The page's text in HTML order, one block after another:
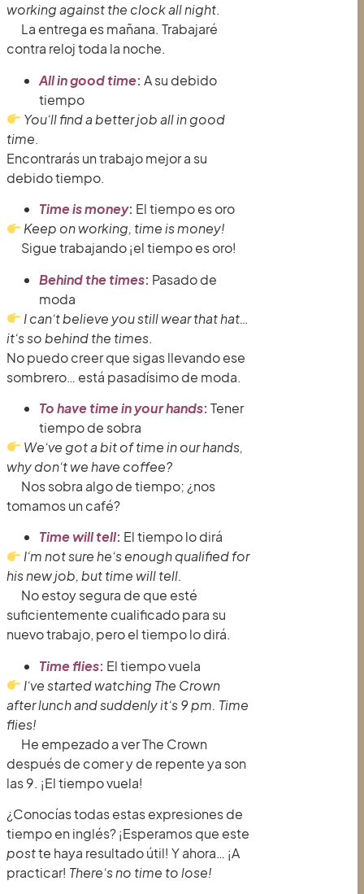
working against the clock all night.
La entrega es mañana. Trabajaré
contra reloj toda la noche.
All in good time: A su debido
tiempo
You’ll find a better job all in good
time.
Encontrarás un trabajo mejor a su
debido tiempo.
Time is money: El tiempo es oro
Keep on working, time is money!
Sigue trabajando ¡el tiempo es oro!
Behind the times: Pasado de
moda
I can’t believe you still wear that hat…
it’s so behind the times.
No puedo creer que sigas llevando ese
sombrero… está pasadísimo de moda.
To have time in your hands: Tener
tiempo de sobra
We’ve got a bit of time in our hands,
why don’t we have coffee?
Nos sobra algo de tiempo; ¿nos
tomamos un café?
Time will tell: El tiempo lo dirá
I’m not sure he’s enough qualified for
his new job, but time will tell.
No estoy segura de que esté
suficientemente cualificado para su
nuevo trabajo, pero el tiempo lo dirá.
Time flies: El tiempo vuela
I’ve started watching The Crown
after lunch and suddenly it’s 9 pm. Time
flies!
He empezado a ver The Crown
después de comer y de repente ya son
las 9. ¡El tiempo vuela!
¿Conocías todas estas expresiones de
tiempo en inglés? ¡Esperamos que este
postte haya resultado útil! Y ahora… ¡A
practicar! There’s no time to lose!